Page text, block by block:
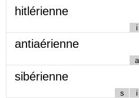
hitlérienne
i
antiaérienne
a
sibérienne
s i